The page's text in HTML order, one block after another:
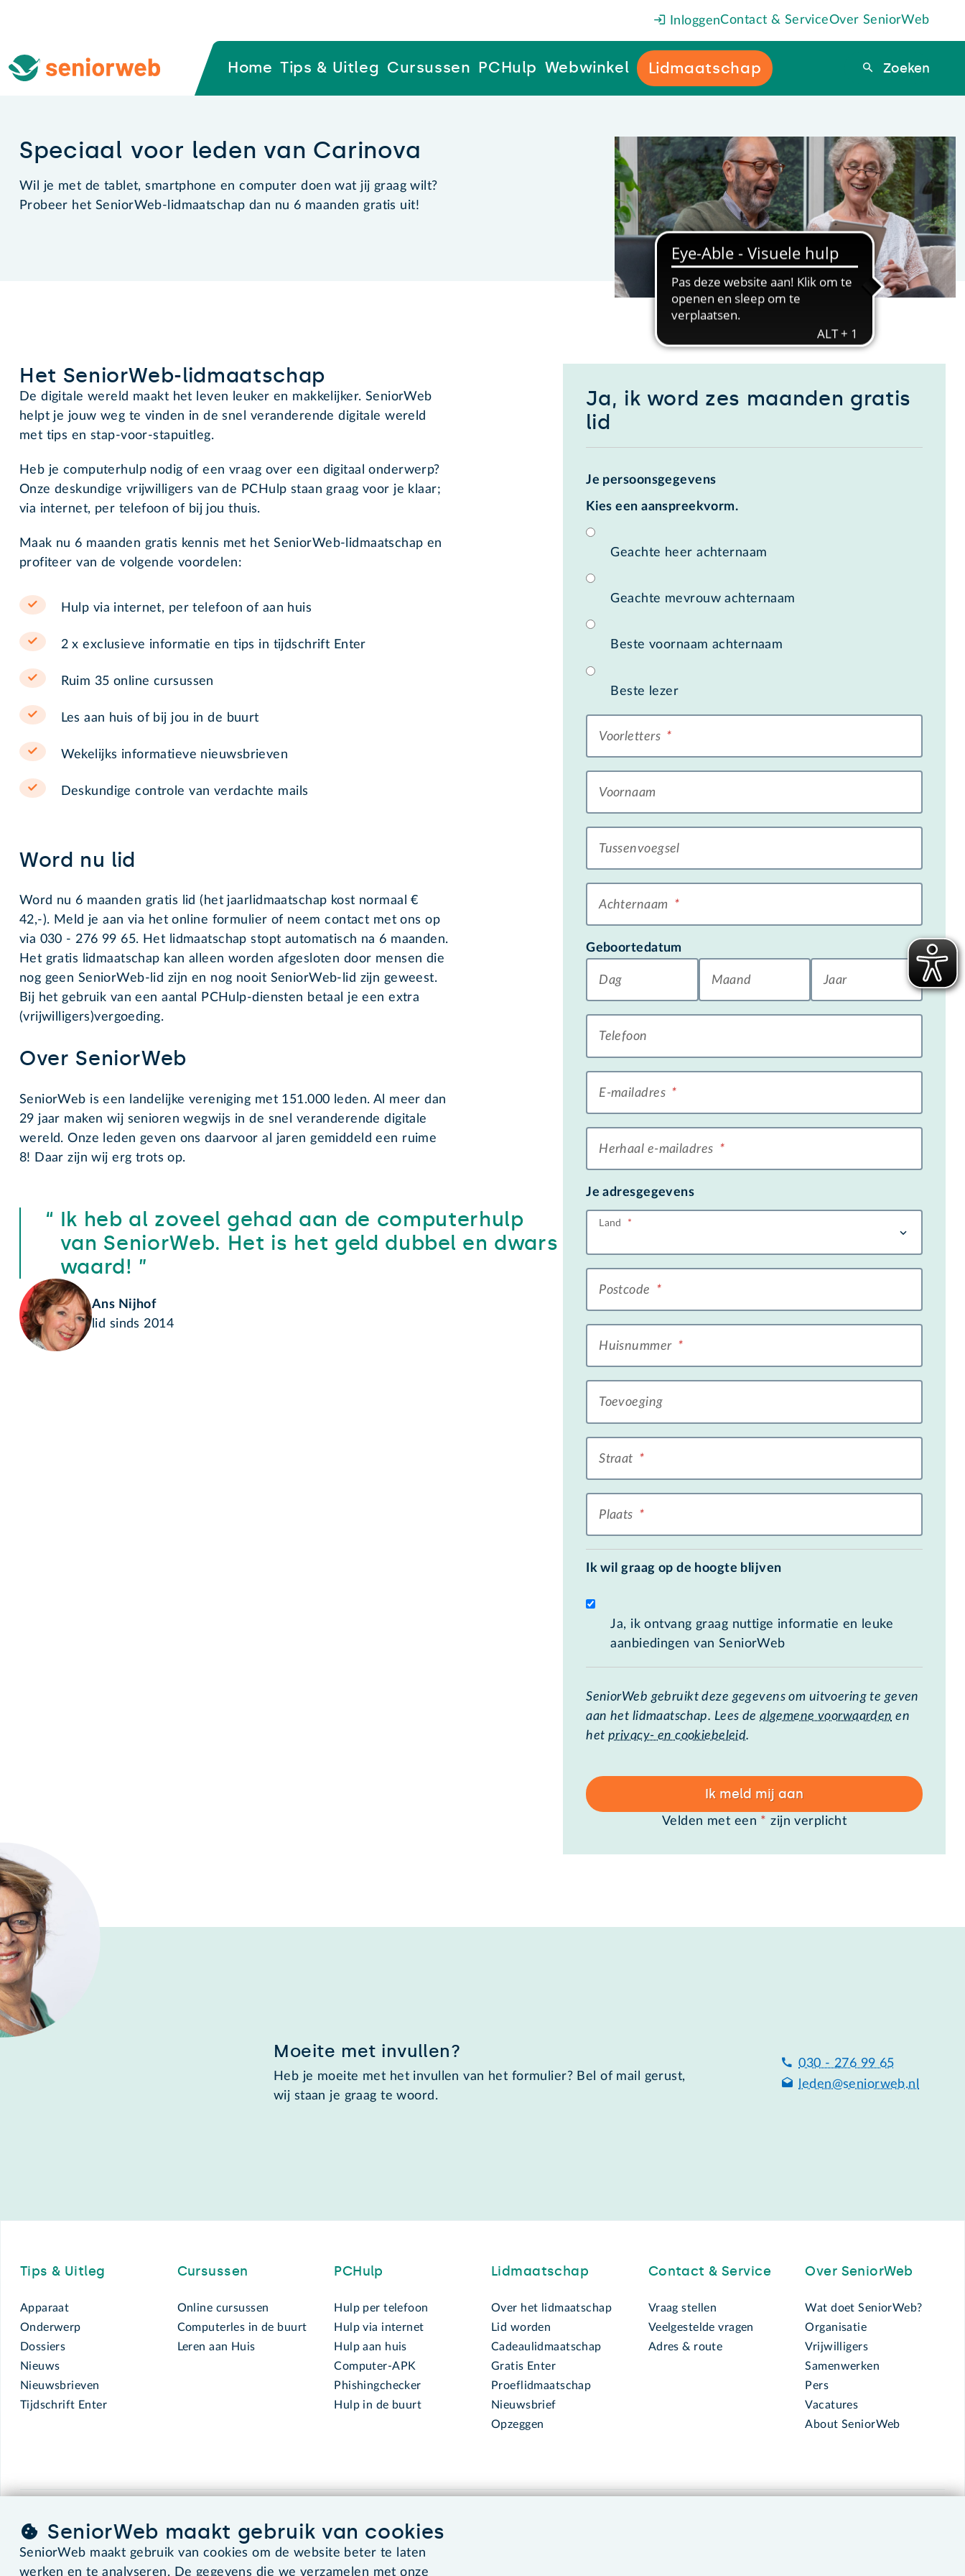
InloggenContact & ServiceOver SeniorWeb
Home Tips & Uitleg Cursussen PCHulp Webwinkel Lidmaatschap Zoeken
Zoeken
Speciaal voor leden van Carinova
Wil je met de tablet, smartphone en computer doen wat jij graag wilt?
Probeer het SeniorWeb-lidmaatschap dan nu 6 maanden gratis uit!
Het SeniorWeb-lidmaatschap
De digitale wereld maakt het leven leuker en makkelijker. SeniorWeb
helpt je jouw weg te vinden in de snel veranderende digitale wereld
met tips en stap-voor-stapuitleg.
Heb je computerhulp nodig of een vraag over een digitaal onderwerp?
Onze deskundige vrijwilligers van de PCHulp staan graag voor je klaar;
via internet, per telefoon of bij jou thuis.
Maak nu 6 maanden gratis kennis met het SeniorWeb-lidmaatschap en
profiteer van de volgende voordelen:
Hulp via internet, per telefoon of aan huis
2 x exclusieve informatie en tips in tijdschrift Enter
Ruim 35 online cursussen
Les aan huis of bij jou in de buurt
Wekelijks informatieve nieuwsbrieven
Deskundige controle van verdachte mails
Word nu lid
Word nu 6 maanden gratis lid (het jaarlidmaatschap kost normaal€
42,-). Meld je aan via het online formulier of neem contact met ons op
via 030 - 276 99 65. Het lidmaatschap stopt automatisch na 6 maanden.
Het gratis lidmaatschap kan alleen worden afgesloten door mensen die
nog geen SeniorWeb-lid zijn en nog nooit SeniorWeb-lid zijn geweest.
Bij het gebruik van een aantal PCHulp-diensten betaal je een extra
(vrijwilligers)vergoeding.
Over SeniorWeb
SeniorWeb is een landelijke vereniging met 151.000 leden. Al meer dan
29 jaar maken wij senioren wegwijs in de snel veranderende digitale
wereld. Onze leden geven ons daarvoor al jaren gemiddeld een ruime
8! Daar zijn wij erg trots op.
Ik heb al zoveel gehad aan de computerhulp
van SeniorWeb. Het is het geld dubbel en dwars
waard!
Ans Nijhof
lid sinds 2014
Ja, ik word zes maanden gratis
lid
Je persoonsgegevens
Kies een aanspreekvorm.
Geachte heer achternaam
Geachte mevrouw achternaam
Beste voornaam achternaam
Beste lezer
Voorletters *
Voornaam
Tussenvoegsel
Achternaam *
Geboortedatum
Dag Maand Jaar
Telefoon
E-mailadres *
Herhaal e-mailadres *
Je adresgegevens
Land *
Postcode *
Huisnummer *
Toevoeging
Straat *
Plaats *
Ik wil graag op de hoogte blijven
Ja, ik ontvang graag nuttige informatie en leuke
aanbiedingen van SeniorWeb
SeniorWeb gebruikt deze gegevens om uitvoering te geven
aan het lidmaatschap. Lees dealgemene voorwaarden en
het privacy- en cookiebeleid.
Ik meld mij aan
Velden met een * zijn verplicht
Moeite met invullen?
Heb je moeite met het invullen van het formulier? Bel of mail gerust,
wij staan je graag te woord.
030 - 276 99 65
leden@seniorweb.nl
Tips & Uitleg
Apparaat
Onderwerp
Dossiers
Nieuws
Nieuwsbrieven
Tijdschrift Enter
Cursussen
Online cursussen
Computerles in de buurt
Leren aan Huis
PCHulp
Hulp per telefoon
Hulp via internet
Hulp aan huis
Computer-APK
Phishingchecker
Hulp in de buurt
Lidmaatschap
Over het lidmaatschap
Lid worden
Cadeaulidmaatschap
Gratis Enter
Proeflidmaatschap
Nieuwsbrief
Opzeggen
Contact & Service
Vraag stellen
Veelgestelde vragen
Adres & route
Over SeniorWeb
Wat doet SeniorWeb?
Organisatie
Vrijwilligers
Samenwerken
Pers
Vacatures
About SeniorWeb
SeniorWeb.De computerhulp voor u.
SeniorWeb maakt gebruik van cookies
SeniorWeb maakt gebruik van cookies om de website beter te laten
werken en te analyseren. De gegevens die we verzamelen met onze